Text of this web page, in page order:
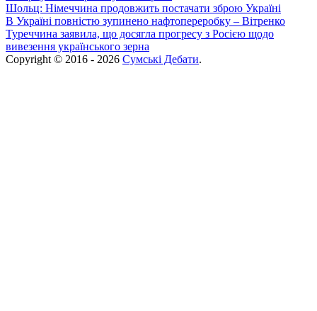
Шольц: Німеччина продовжить постачати зброю Україні
В Україні повністю зупинено нафтопереробку – Вітренко
Туреччина заявила, що досягла прогресу з Росією щодо
вивезення українського зерна
Copyright © 2016 - 2026 Сумські Дебати.